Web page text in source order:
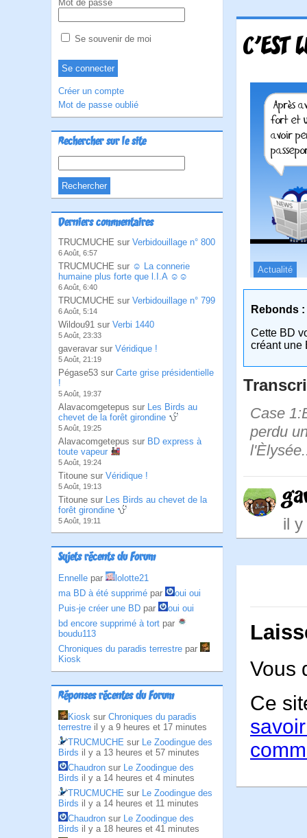
Mot de passe
Se souvenir de moi
Créer un compte
Mot de passe oublié
Rechercher sur le site
Derniers commentaires
TRUCMUCHE sur Verbidouillage n° 800
6 Août, 6:57
TRUCMUCHE sur ☺ La connerie
humaine plus forte que l.I.A ☺☺
6 Août, 6:40
TRUCMUCHE sur Verbidouillage n° 799
6 Août, 5:14
Wildou91 sur Verbi 1440
5 Août, 23:33
gaveravar sur Véridique !
5 Août, 21:19
Pégase53 sur Carte grise présidentielle
!
5 Août, 19:37
Alavacomgetepus sur Les Birds au
chevet de la forêt girondine
5 Août, 19:25
Alavacomgetepus sur BD express à
toute vapeur
5 Août, 19:24
Titoune sur Véridique !
5 Août, 19:13
Titoune sur Les Birds au chevet de la
forêt girondine
5 Août, 19:11
Sujets récents du Forum
Ennelle par
lolotte21
ma BD à été supprimé par
oui oui
Puis-je créer une BD par
oui oui
bd encore supprimé à tort par
boudu113
Chroniques du paradis terrestre par
Kiosk
Réponses récentes du Forum
Kiosk sur Chroniques du paradis
terrestre il y a 9 heures et 17 minutes
TRUCMUCHE sur Le Zoodingue des
Birds il y a 13 heures et 57 minutes
Chaudron sur Le Zoodingue des
Birds il y a 14 heures et 4 minutes
TRUCMUCHE sur Le Zoodingue des
Birds il y a 14 heures et 11 minutes
Chaudron sur Le Zoodingue des
Birds il y a 18 heures et 41 minutes
C'EST
Actualité
Rebonds :
Cette BD
créant une
Case
perdu
il
Vous
Ce